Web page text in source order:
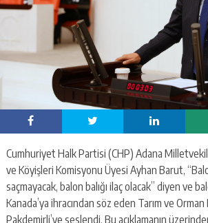
Cumhuriyet Halk Partisi (CHP) Adana
ve Köyişleri Komisyonu Üyesi Ayhan Barut,
saçmayacak, balon balığı ilaç olacak” diyen ve
Kanada’ya ihracından söz eden Tarım ve Orman
Pakdemirli’ye seslendi. Bu açıklamanın